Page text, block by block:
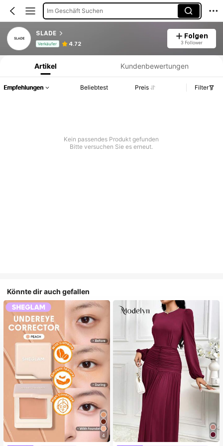
Im Geschäft Suchen
SLADE
Verkäufer 4.72
Folgen
3 Follower
Produktinformation: Preisangabe, Verkaufs- und Lagerbestandsdetails.
Artikel Kundenbewertungen
Empfehlungen Beliebtest Preis Filter
Kein passendes Produkt gefunden
Bitte versuchen Sie es erneut.
Könnte dir auch gefallen
4